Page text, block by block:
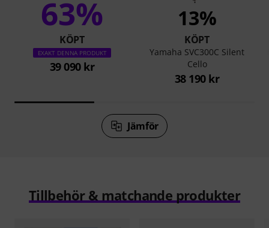
63%
KÖPT
EXAKT DENNA PRODUKT
39 090 kr
13%
KÖPT
Yamaha SVC300C Silent
Cello
38 190 kr
Jämför
Tillbehör & matchande produkter